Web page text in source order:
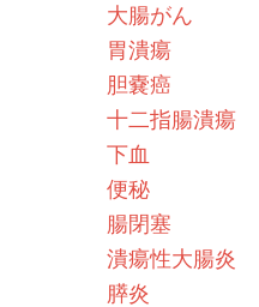
大腸がん
胃潰瘍
胆嚢癌
十二指腸潰瘍
下血
便秘
腸閉塞
潰瘍性大腸炎
膵炎